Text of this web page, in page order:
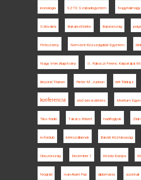
kronológia SZTE Szabadegyetem Nagyhalmágy
Szlovákia Bukaresti béke Bajorország
Petrozsény Nemzeti Közszolgálati Egyetem
Nagy Imre Alapítvány II. Rákóczi Ferenc Kárpátaljai
Beyond Trianon Pieter M. Judson brit földrajz
konferencia első bécsi döntés Meritum
Tilos Rádió Takács Róbert hadifoglyok Zilah
évforduló kérészállamok Bánáti Köztársaság
Olaszország December 1 Közép-Európa
Nógrád Ioan-Aurel Pop diplomácia azonnali